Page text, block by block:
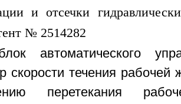
автоматического
скорости течения рабочей
перетекания